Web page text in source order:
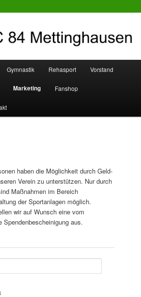
Gymnastik Rehasport Vorstand
Marketing Fanshop
haben die Möglichkeit durch Geld-
Verein zu unterstützen. Nur durch
Maßnahmen im Bereich
der Sportanlagen möglich.
wir auf Wunsch eine vom
Spendenbescheinigung aus.